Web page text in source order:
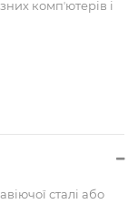
компʼютерів і
сталі або